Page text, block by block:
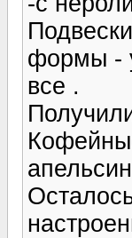
формы -
все .